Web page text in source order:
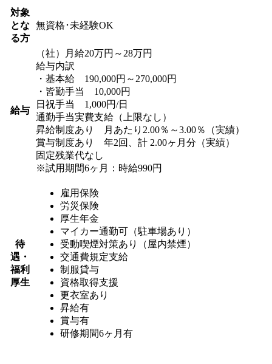
対象
とな
る方
無資格･未経験OK
給与
（社）月給20万円～28万円
給与内訳
・基本給 190,000円～270,000円
・皆勤手当 10,000円
日祝手当 1,000円/日
通勤手当実費支給（上限なし）
昇給制度あり 月あたり2.00％～3.00％（実績）
賞与制度あり 年2回、計 2.00ヶ月分（実績）
固定残業代なし
※試用期間6ヶ月：時給990円
待
遇・
福利
厚生
雇用保険
労災保険
厚生年金
マイカー通勤可（駐車場あり）
受動喫煙対策あり（屋内禁煙）
交通費規定支給
制服貸与
資格取得支援
更衣室あり
昇給有
賞与有
研修期間6ヶ月有